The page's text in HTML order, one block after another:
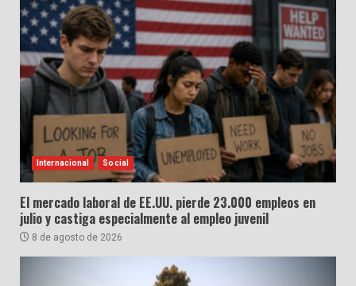
Internacional Social
El mercado laboral de EE.UU. pierde 23.000 empleos en
julio y castiga especialmente al empleo juvenil
8 de agosto de 2026